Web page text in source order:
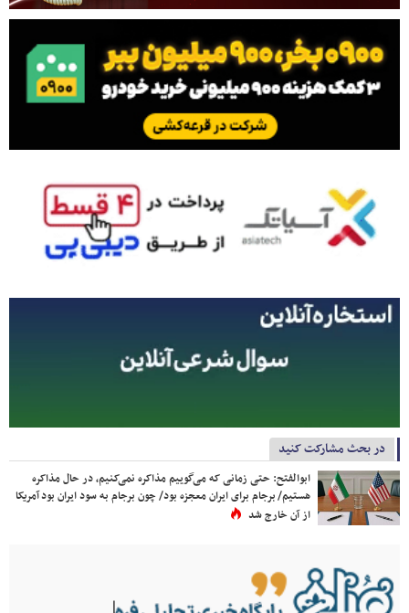
در بحث مشارکت کنید
ابوالفتح: حتی زمانی که می‌گوییم مذاکره نمی‌کنیم، در حال مذاکره
هستیم/ برجام برای ایران معجزه بود/ چون برجام به سود ایران بود آمریکا
از آن خارج شد